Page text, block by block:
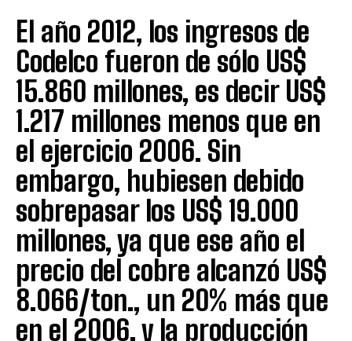
El año 2012, los ingresos de
Codelco fueron de sólo US$
15.860 millones, es decir US$
1.217 millones menos que en
el ejercicio 2006. Sin
embargo, hubiesen debido
sobrepasar los US$ 19.000
millones, ya que ese año el
precio del cobre alcanzó US$
8.066/ton., un 20% más que
en el 2006, y la producción